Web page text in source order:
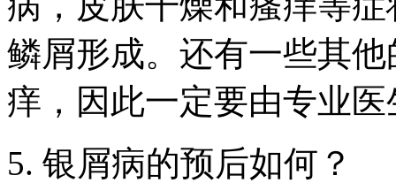
鳞屑形成。还有一些其
痒，因此一定要由专业
5. 银屑病的预后如何？